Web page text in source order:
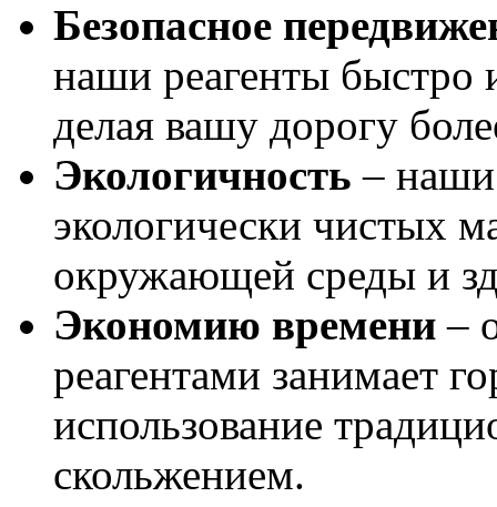
Безопасное
наши реагенты быстро
делая вашу дорогу
Экологичность – наши
экологически чистых
окружающей среды и
Экономию времени –
реагентами занимает
использование
скольжением.